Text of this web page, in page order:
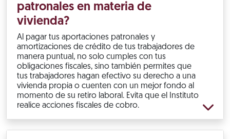
patronales en materia de
vivienda?
Al pagar tus aportaciones patronales y
amortizaciones de crédito de tus trabajadores de
manera puntual, no solo cumples con tus
obligaciones fiscales, sino también permites que
tus trabajadores hagan efectivo su derecho a una
vivienda propia o cuenten con un mejor fondo al
momento de su retiro laboral. Evita que el Instituto
realice acciones fiscales de cobro.